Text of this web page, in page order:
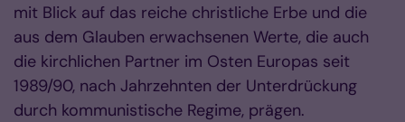
mit Blick auf das reiche christliche Erbe und die
aus dem Glauben erwachsenen Werte, die auch
die kirchlichen Partner im Osten Europas seit
1989/90, nach Jahrzehnten der Unterdrückung
durch kommunistische Regime, prägen.